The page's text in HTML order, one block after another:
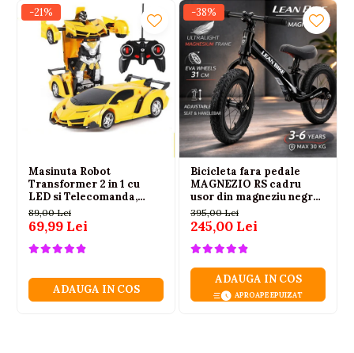
-21%
Masinuta Robot
Transformer 2 in 1 cu
LED si Telecomanda,
Scara 1:18, Galbena, 6 ani+
89,00 Lei
69,99 Lei
ADAUGA IN COS
-38%
Bicicleta fara pedale
MAGNEZIO RS cadru
usor din magneziu negru
3-6 ani
395,00 Lei
245,00 Lei
ADAUGA IN COS
APROAPE EPUIZAT